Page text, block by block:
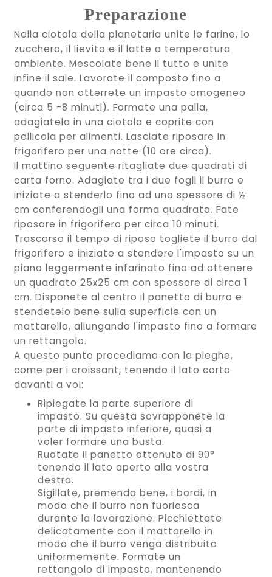
Preparazione
Nella ciotola della planetaria unite le farine, lo
zucchero, il lievito e il latte a temperatura
ambiente. Mescolate bene il tutto e unite
infine il sale. Lavorate il composto fino a
quando non otterrete un impasto omogeneo
(circa 5 -8 minuti). Formate una palla,
adagiatela in una ciotola e coprite con
pellicola per alimenti. Lasciate riposare in
frigorifero per una notte (10 ore circa).
Il mattino seguente ritagliate due quadrati di
carta forno. Adagiate tra i due fogli il burro e
iniziate a stenderlo fino ad uno spessore di ½
cm conferendogli una forma quadrata. Fate
riposare in frigorifero per circa 10 minuti.
Trascorso il tempo di riposo togliete il burro dal
frigorifero e iniziate a stendere l'impasto su un
piano leggermente infarinato fino ad ottenere
un quadrato 25x25 cm con spessore di circa 1
cm. Disponete al centro il panetto di burro e
stendetelo bene sulla superficie con un
mattarello, allungando l'impasto fino a formare
un rettangolo.
A questo punto procediamo con le pieghe,
come per i croissant, tenendo il lato corto
davanti a voi:
Ripiegate la parte superiore di
impasto. Su questa sovrapponete la
parte di impasto inferiore, quasi a
voler formare una busta.
Ruotate il panetto ottenuto di 90°
tenendo il lato aperto alla vostra
destra.
Sigillate, premendo bene, i bordi, in
modo che il burro non fuoriesca
durante la lavorazione. Picchiettate
delicatamente con il mattarello in
modo che il burro venga distribuito
uniformemente. Formate un
rettangolo di impasto, mantenendo